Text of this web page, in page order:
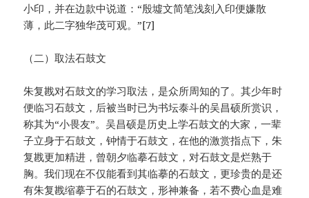
小印，并在边款中说道：“殷墟文简笔浅刻入印便嫌散
薄，此二字独华茂可观。”[7]
（二）取法石鼓文
朱复戡对石鼓文的学习取法，是众所周知的了。其少年时
便临习石鼓文，后被当时已为书坛泰斗的吴昌硕所赏识，
称其为“小畏友”。吴昌硕是历史上学石鼓文的大家，一辈
子立身于石鼓文，钟情于石鼓文，在他的激赏指点下，朱
复戡更加精进，曾朝夕临摹石鼓文，对石鼓文是烂熟于
胸。我们现在不仅能看到其临摹的石鼓文，更珍贵的是还
有朱复戡缩摹于石的石鼓文，形神兼备，若不费心血是难